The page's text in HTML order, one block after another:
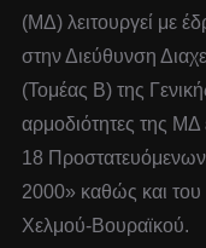
(ΜΔ) λειτουργεί με
στην Διεύθυνση
(Τομέας Β) της
αρμοδιότητες της ΜΔ
18
2000» καθώς και
Χελμού-Βουραϊκού.